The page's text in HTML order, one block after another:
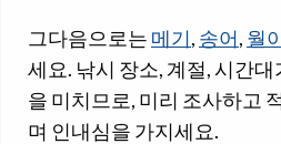
그다음으로는 메기, 송어, 월
세요. 낚시 장소, 계절, 시간
을 미치므로, 미리 조사하고
며 인내심을 가지세요.